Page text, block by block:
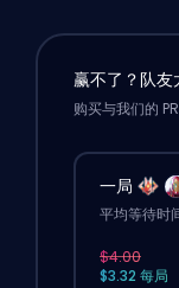
赢不了？队友
购买与我们的
一局
平均等待时
$4.00
$3.32 每局